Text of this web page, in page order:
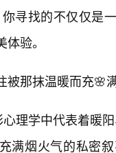
寻找的不仅仅是
验。
被那抹温暖而充🌸
心理学中代表着暖
满烟火气的私密